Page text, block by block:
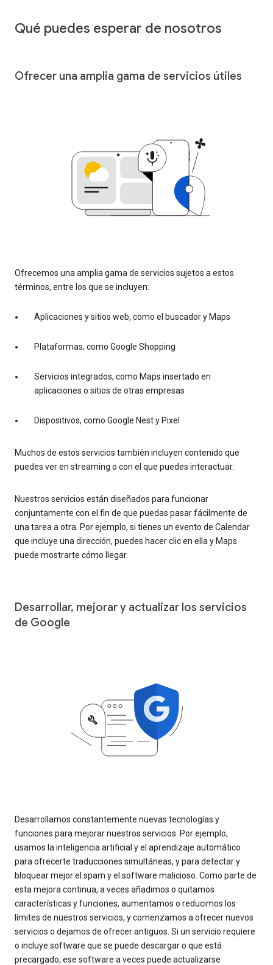
Qué puedes esperar de nosotros
Ofrecer una amplia gama de servicios útiles
Ofrecemos una amplia gama de servicios sujetos a estos
términos, entre los que se incluyen:
Aplicaciones y sitios web, como el buscador y Maps
Plataformas, como Google Shopping
Servicios integrados, como Maps insertado en
aplicaciones o sitios de otras empresas
Dispositivos, como Google Nest y Pixel
Muchos de estos servicios también incluyen contenido que
puedes ver en streaming o con el que puedes interactuar.
Nuestros servicios están diseñados para funcionar
conjuntamente con el fin de que puedas pasar fácilmente de
una tarea a otra. Por ejemplo, si tienes un evento de Calendar
que incluye una dirección, puedes hacer clic en ella y Maps
puede mostrarte cómo llegar.
Desarrollar, mejorar y actualizar los servicios
de Google
Desarrollamos constantemente nuevas tecnologías y
funciones para mejorar nuestros servicios. Por ejemplo,
usamos la inteligencia artificial y el aprendizaje automático
para ofrecerte traducciones simultáneas, y para detectar y
bloquear mejor el spam y el software malicioso. Como parte de
esta mejora continua, a veces añadimos o quitamos
características y funciones, aumentamos o reducimos los
límites de nuestros servicios, y comenzamos a ofrecer nuevos
servicios o dejamos de ofrecer antiguos. Si un servicio requiere
o incluye software que se puede descargar o que está
precargado, ese software a veces puede actualizarse